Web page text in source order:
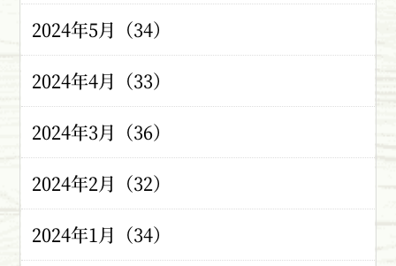
2024年5月（34）
2024年4月（33）
2024年3月（36）
2024年2月（32）
2024年1月（34）